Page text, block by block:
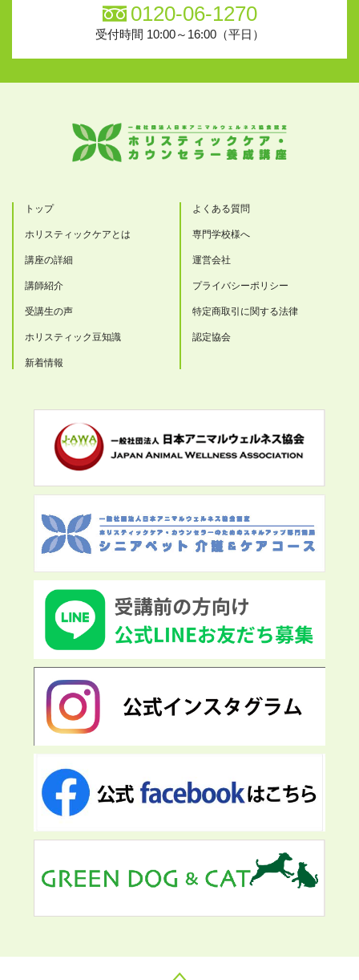
0120-06-1270
受付時間 10:00～16:00（平日）
トップ
ホリスティックケアとは
講座の詳細
講師紹介
受講生の声
ホリスティック豆知識
新着情報
よくある質問
専門学校様へ
運営会社
プライバシーポリシー
特定商取引に関する法律
認定協会